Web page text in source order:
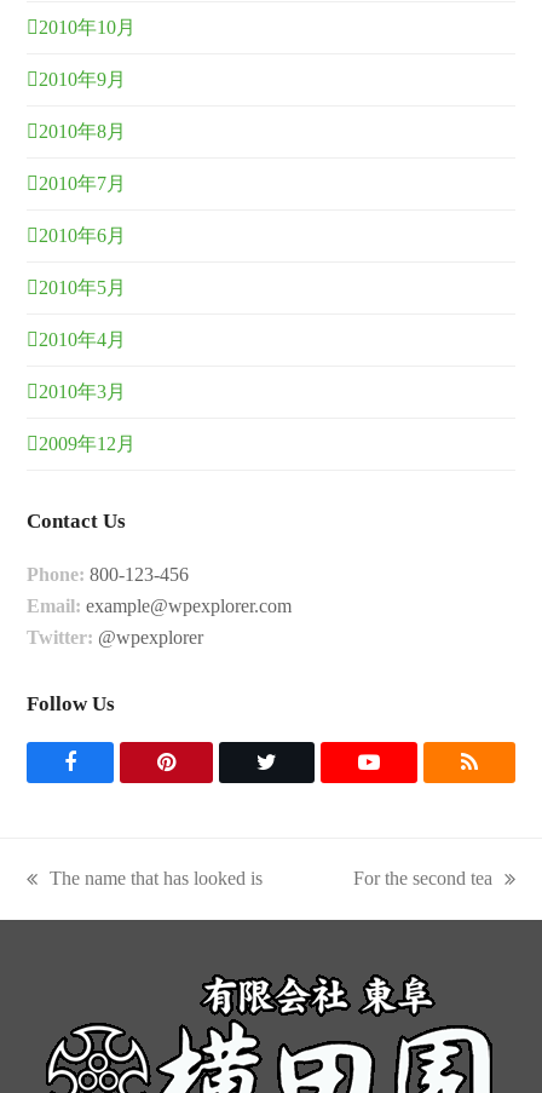
2010年10月
2010年9月
2010年8月
2010年7月
2010年6月
2010年5月
2010年4月
2010年3月
2009年12月
Contact Us
Phone: 800-123-456
Email: example@wpexplorer.com
Twitter: @wpexplorer
Follow Us
F
o
k
P
s
T
e
Y
b
R
post:
The name that has looked is
post:
For the second tea